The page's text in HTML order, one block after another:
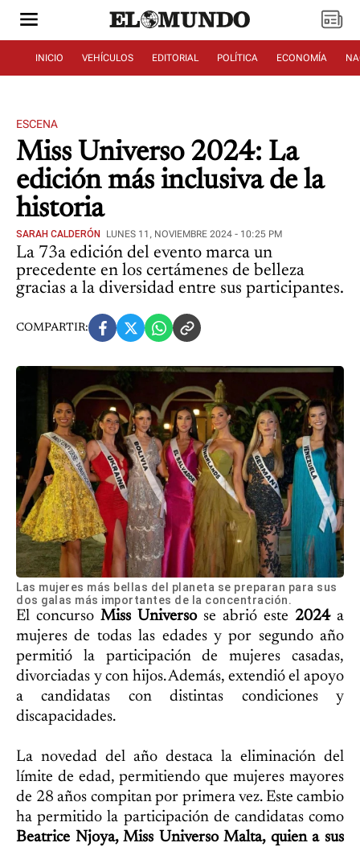
INICIO VEHÍCULOS EDITORIAL POLÍTICA ECONOMÍA
ESCENA
Miss Universo 2024: La
edición más inclusiva de la
historia
SARAH CALDERÓN LUNES 11, NOVIEMBRE 2024 - 10:25 PM
La 73a edición del evento marca un
precedente en los certámenes de belleza
gracias a la diversidad entre sus participantes.
COMPARTIR:
Las mujeres más bellas del planeta se preparan para sus
dos galas más importantes de la concentración.
El concurso Miss Universose abrió este 2024a
mujeres de todas las edades y por segundo año
permitió la participación de mujeres casadas,
divorciadas y con hijos. Además, extendió el apoyo
a candidatas con distintas condiciones y
discapacidades.
La novedad del año destaca la eliminación del
límite de edad, permitiendo que mujeres mayores
de 28 años compitan por primera vez. Este cambio
ha permitido la participación de candidatas como
Beatrice Njoya, Miss Universo Malta, quien a sus